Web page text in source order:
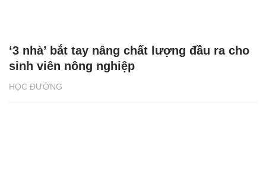
HỌC ĐƯỜNG
‘3 nhà’ bắt tay nâng chất lượng đầu ra cho
sinh viên nông nghiệp